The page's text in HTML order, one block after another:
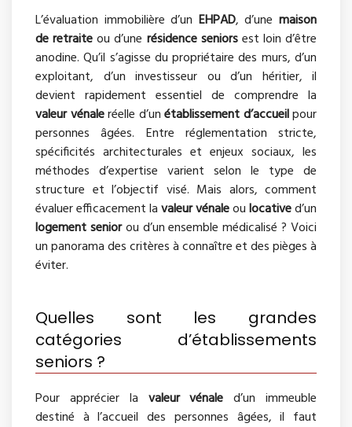
L’évaluation immobilière d’un EHPAD, d’unemaison
de retraiteou d’une résidence seniorsest loin d’être
anodine. Qu’il s’agisse du propriétaire des murs, d’un
exploitant, d’un investisseur ou d’un héritier, il
devient rapidement essentiel de comprendre la
valeur vénaleréelle d’unétablissement d’accueilpour
personnes âgées. Entre réglementation stricte,
spécificités architecturales et enjeux sociaux, les
méthodes d’expertise varient selon le type de
structure et l’objectif visé. Mais alors, comment
évaluer efficacement lavaleur vénaleoulocatived’un
logement seniorou d’un ensemble médicalisé ? Voici
un panorama des critères à connaître et des pièges à
éviter.
Quelles sont les grandes
catégories d’établissements
seniors ?
Pour apprécier la valeur vénale d’un immeuble
destiné à l’accueil des personnes âgées, il faut